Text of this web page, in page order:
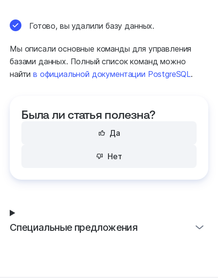
Готово, вы удалили базу данных.
Мы описали основные команды для управления
базами данных. Полный список команд можно
найтив официальной документации PostgreSQL.
Была ли статья полезна?
Да
Нет
Специальные предложения